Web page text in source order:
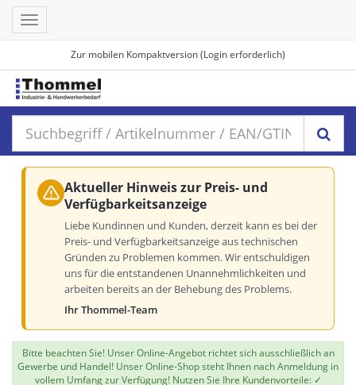
Zur mobilen Kompaktversion (Login erforderlich)
Toggle
navigation
Aktueller Hinweis zur Preis- und
Verfügbarkeitsanzeige
Liebe Kundinnen und Kunden, derzeit kann es bei der
Preis- und Verfügbarkeitsanzeige aus technischen
Gründen zu Problemen kommen. Wir entschuldigen
uns für die entstandenen Unannehmlichkeiten und
arbeiten bereits an der Behebung des Problems.
Ihr Thommel-Team
Bitte beachten Sie! Unser Online-Angebot richtet sich ausschließlich an
Gewerbe und Handel! Unser Online-Shop steht Ihnen nach Anmeldung in
vollem Umfang zur Verfügung! Nutzen Sie Ihre Kundenvorteile: ✓